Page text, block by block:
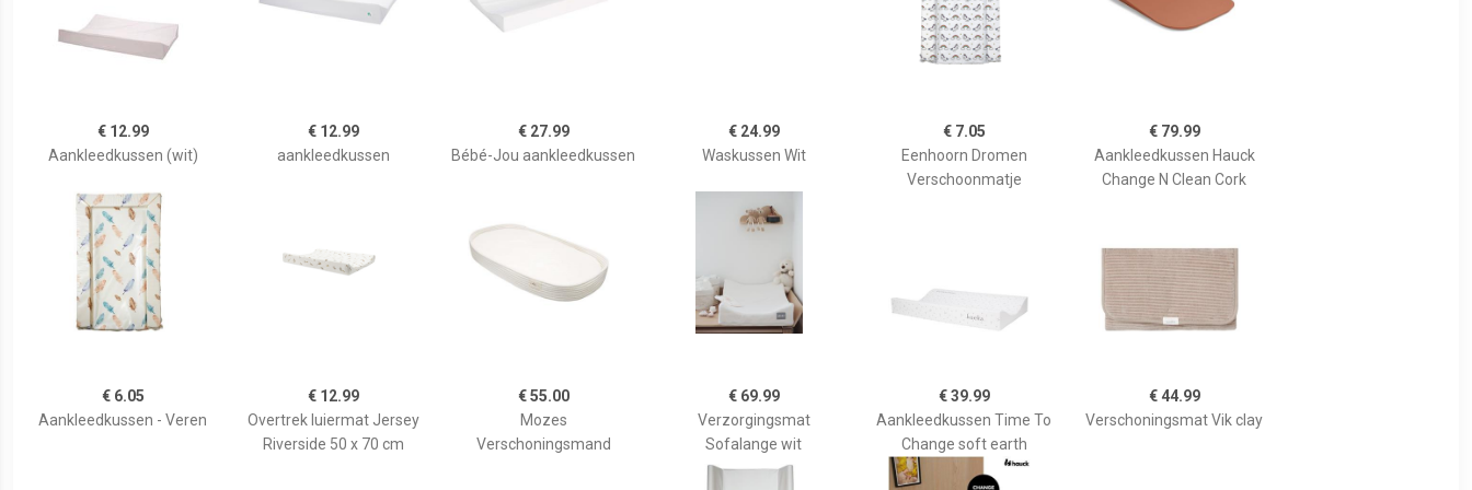
€ 12.99
Aankleedkussen (wit)
€ 12.99
aankleedkussen
€ 27.99
Bébé-Jou aankleedkussen
€ 24.99
Waskussen Wit
€ 7.05
Eenhoorn Dromen
Verschoonmatje
€ 79.99
Aankleedkussen Hauck
Change N Clean Cork
€ 6.05
Aankleedkussen - Veren
€ 12.99
Overtrek luiermat Jersey
Riverside 50 x 70 cm
€ 55.00
Mozes
Verschoningsmand
€ 69.99
Verzorgingsmat
Sofalange wit
€ 39.99
Aankleedkussen Time To
Change soft earth
€ 44.99
Verschoningsmat Vik clay